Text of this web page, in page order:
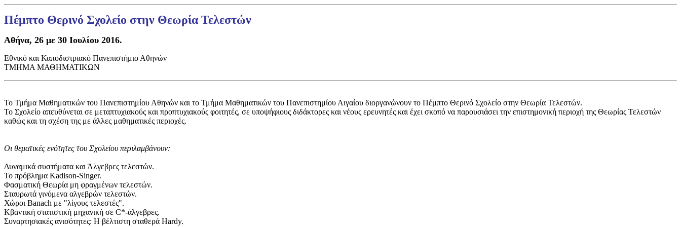
Πέμπτο Θερινό Σχολείο στην Θεωρία Τελεστών
Αθήνα, 26 με 30 Ιουλίου 2016.
Εθνικό και Καποδιστριακό Πανεπιστήμιο Αθηνών
ΤΜΗΜΑ ΜΑΘΗΜΑΤΙΚΩΝ
Το Τμήμα Μαθηματικών του Πανεπιστημίου Αθηνών και το Τμήμα Μαθηματικών του Πανεπιστημίου Αιγαίου διοργανώνουν το Πέμπτο Θερινό Σχολείο στην Θεωρία Τελεστών.
Το Σχολείο απευθύνεται σε μεταπτυχιακούς και προπτυχιακούς φοιτητές, σε υποψήφιους διδάκτορες και νέους ερευνητές και έχει σκοπό να παρουσιάσει την επιστημονική περιοχή της Θεωρίας Τελεστών
καθώς και τη σχέση της με άλλες μαθηματικές περιοχές.
Οι θεματικές ενότητες του Σχολείου περιλαμβάνουν:
Δυναμικά συστήματα και Άλγεβρες τελεστών.
Το πρόβλημα Kadison-Singer.
Φασματική Θεωρία μη φραγμένων τελεστών.
Σταυρωτά γινόμενα αλγεβρών τελεστών.
Χώροι Banach με "λίγους τελεστές".
Κβαντική στατιστική μηχανική σε C*-άλγεβρες.
Συναρτησιακές ανισότητες: Η βέλτιστη σταθερά Hardy.